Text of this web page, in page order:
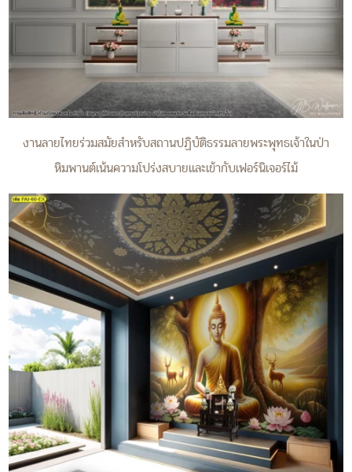
งานลายไทยร่วมสมัยสำหรับสถานปฏิบัติธรรมลายพระพุทธเจ้าในป่า
หิมพานต์เน้นความโปร่งสบายและเข้ากับเฟอร์นิเจอร์ไม้